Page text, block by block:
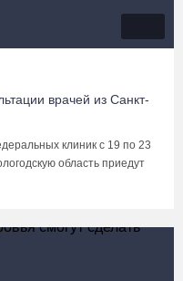
врачей из Санкт-
клиник с 19 по 23
область приедут